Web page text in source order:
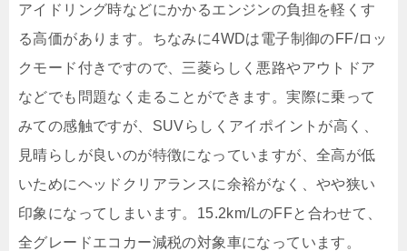
アイドリング時などにかかるエンジンの負担を軽くす
る高価があります。ちなみに4WDは電子制御のFF/ロッ
クモード付きですので、三菱らしく悪路やアウトドア
などでも問題なく走ることができます。実際に乗って
みての感触ですが、SUVらしくアイポイントが高く、
見晴らしが良いのが特徴になっていますが、全高が低
いためにヘッドクリアランスに余裕がなく、やや狭い
印象になってしまいます。15.2km/LのFFと合わせて、
全グレードエコカー減税の対象車になっています。